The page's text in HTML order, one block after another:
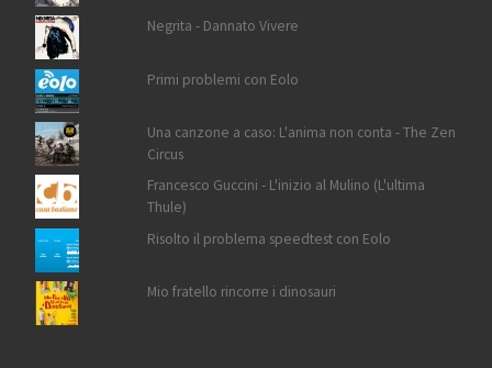
Negrita - Dannato Vivere
Primi problemi con Eolo
Una canzone a caso: L'anima non conta - The Zen
Circus
Francesco Guccini - L'inizio al Mulino (L'ultima
Thule)
Risolto il problema speedtest con Eolo
Mio fratello rincorre i dinosauri